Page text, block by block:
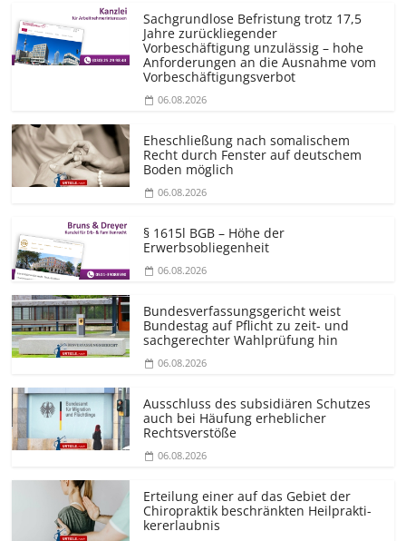
Sachgrundlose Befristung trotz 17,5
Jahre zurückliegender
Vorbeschäftigung unzulässig – hohe
Anforderungen an die Ausnahme vom
Vorbeschäf­tigungsverbot
06.08.2026
Eheschließung nach somalischem
Recht durch Fenster auf deutschem
Boden möglich
06.08.2026
§ 1615l BGB – Höhe der
Erwerbsobliegenheit
06.08.2026
Bundesver­fassungsgericht weist
Bundestag auf Pflicht zu zeit- und
sachgerechter Wahlprüfung hin
06.08.2026
Ausschluss des subsidiären Schutzes
auch bei Häufung erheblicher
Rechtsverstöße
06.08.2026
Erteilung einer auf das Gebiet der
Chiropraktik beschränkten Heilprakti­
kererlaubnis